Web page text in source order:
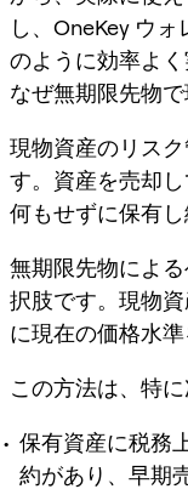
し、OneKey ウ
のように効率よく
なぜ無期限先物
現物資産のリス
す。資産を売却
何もせずに保有
無期限先物によ
択肢です。現物
に現在の価格水
この方法は、特
保有資産に税務
約があり、早期